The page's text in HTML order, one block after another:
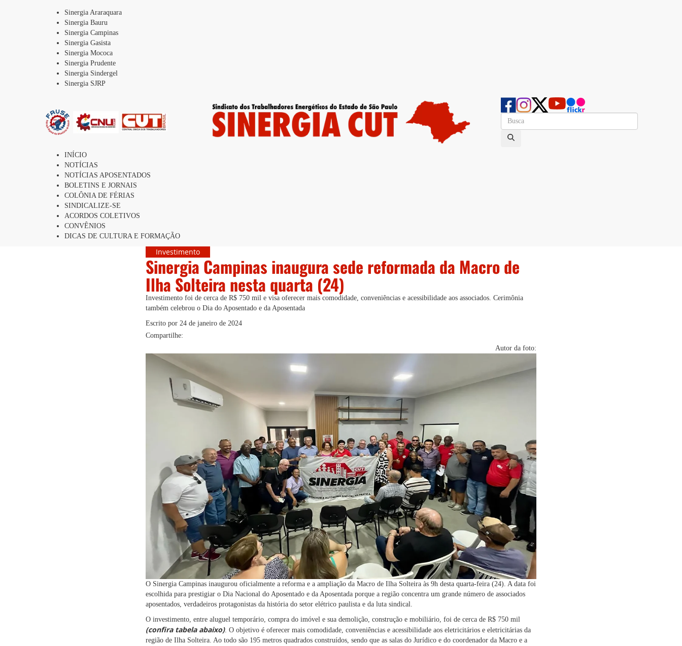
Sinergia Araraquara
Sinergia Bauru
Sinergia Campinas
Sinergia Gasista
Sinergia Mococa
Sinergia Prudente
Sinergia Sindergel
Sinergia SJRP
INÍCIO
NOTÍCIAS
NOTÍCIAS APOSENTADOS
BOLETINS E JORNAIS
COLÔNIA DE FÉRIAS
SINDICALIZE-SE
ACORDOS COLETIVOS
CONVÊNIOS
DICAS DE CULTURA E FORMAÇÃO
Investimento
Sinergia Campinas inaugura sede reformada da Macro de
Ilha Solteira nesta quarta (24)
Investimento foi de cerca de R$ 750 mil e visa oferecer mais comodidade, conveniências e acessibilidade aos associados. Cerimônia
também celebrou o Dia do Aposentado e da Aposentada
Escrito por 24 de janeiro de 2024
Compartilhe:
Autor da foto:
O Sinergia Campinas inaugurou oficialmente a reforma e a ampliação da Macro de Ilha Solteira às 9h desta quarta-feira (24). A data foi
escolhida para prestigiar o Dia Nacional do Aposentado e da Aposentada porque a região concentra um grande número de associados
aposentados, verdadeiros protagonistas da história do setor elétrico paulista e da luta sindical.
O investimento, entre aluguel temporário, compra do imóvel e sua demolição, construção e mobiliário, foi de cerca de R$ 750 mil
(confira tabela abaixo). O objetivo é oferecer mais comodidade, conveniências e acessibilidade aos eletricitários e eletricitárias da
região de Ilha Solteira. Ao todo são 195 metros quadrados construídos, sendo que as salas do Jurídico e do coordenador da Macro e a